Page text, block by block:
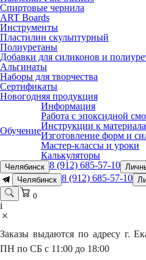
Спиртовые чернила
ART Boards
Инструменты
Пластилин скульптурный
Полиуретаны
Добавки для силиконов и
Альгинаты
Наборы для творчества
Сертификаты
Новогодняя продукция
Обучение
Информация
Работа с эпоксидной
Инструкции к
Изготовление форм и
Мастер-классы и уроки
Калькуляторы
Челябинск 8 (912) 685-57-10
Челябинск 8 (912) 685-57-10
0
i
Заказы выдаются по адресу г.
ПН по СБ с 11:00 до 18:00